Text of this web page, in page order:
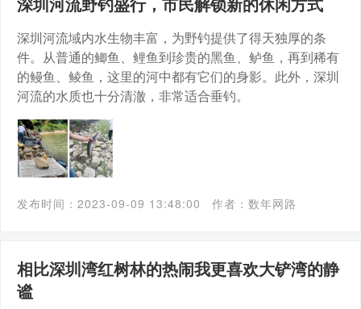
深圳河流域内水生物丰富，为野钓提供了得天独厚的条
件。从普通的鲫鱼、鲤鱼到珍贵的黑鱼、鲈鱼，再到稀有
的鳗鱼、鲮鱼，这里的河中都有它们的身影。此外，深圳
河流的水质也十分清澈，非常适合垂钓。
发布时间：2023-09-09 13:48:00 作者：数年网路
相比深圳湾红树林的热闹我更喜欢大铲湾的静
谧